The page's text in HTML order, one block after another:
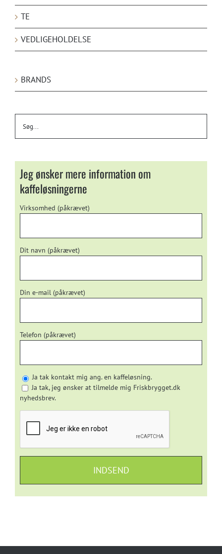
TE
VEDLIGEHOLDELSE
BRANDS
Jeg ønsker mere information om
kaffeløsningerne
Virksomhed (påkrævet)
Dit navn (påkrævet)
Din e-mail (påkrævet)
Telefon (påkrævet)
Ja tak kontakt mig ang. en kaffeløsning.
Ja tak, jeg ønsker at tilmelde mig Friskbrygget.dk
nyhedsbrev.